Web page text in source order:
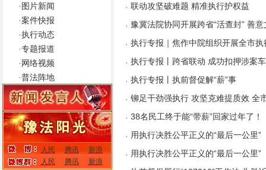
· 图片新闻
·案件快报
·执行动态
·专题报道
·网络视频
·普法阵地
人民 腾讯
新浪
人民
腾讯 新浪
· 联动攻坚破难题 精准执行护权益
· 豫冀法院协同开展跨省“活查封” 善
· 执行专报｜焦作中院组织开展全市
· 执行专报丨跨省联动 成功扣押涉案
· 执行专报丨执前督促解“薪”事
· 铆足干劲强执行 攻坚克难提质效 全
· 38名民工终于能“带薪”回家过年了！
· 用执行决胜公平正义的“最后一公里”
· 用执行决胜公平正义的“最后一公里”